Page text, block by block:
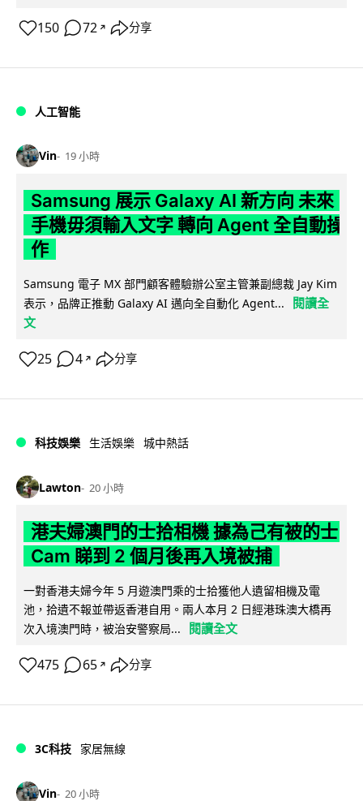
150 72 ↗ 分享
人工智能
Vin 19 小時
Samsung 展示 Galaxy AI 新方向 未來
手機毋須輸入文字 轉向 Agent 全自動操
作
Samsung 電子 MX 部門顧客體驗辦公室主管兼副總裁 Jay Kim
表示，品牌正推動 Galaxy AI 邁向全自動化 Agent...
閱讀全
文
25 4 ↗ 分享
科技娛樂 生活娛樂 城中熱話
Lawton 20 小時
港夫婦澳門的士拾相機 據為己有被的士
Cam 睇到 2 個月後再入境被捕
一對香港夫婦今年 5 月遊澳門乘的士拾獲他人遺留相機及電
池，拾遺不報並帶返香港自用。兩人本月 2 日經港珠澳大橋再
次入境澳門時，被治安警察局...
閱讀全文
475 65 ↗ 分享
3C科技 家居無線
Vin 20 小時